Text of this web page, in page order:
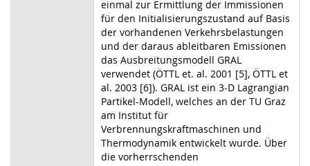
einmal zur Ermittlung der Immissionen
für den Initialisierungszustand auf Basis
der vorhandenen Verkehrsbelastungen
und der daraus ableitbaren Emissionen
das Ausbreitungsmodell GRAL
verwendet (ÖTTL et. al. 2001 [5], ÖTTL et
al. 2003 [6]). GRAL ist ein 3-D Lagrangian
Partikel-Modell, welches an der TU Graz
am Institut für
Verbrennungskraftmaschinen und
Thermodynamik entwickelt wurde. Über
die vorherrschenden